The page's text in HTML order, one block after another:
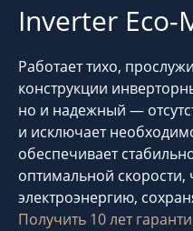
Inverter
Работает тихо,
конструкции
но и надежный —
и исключает
обеспечивает
оптимальной скорости,
электроэнергию,
Получить 10 лет